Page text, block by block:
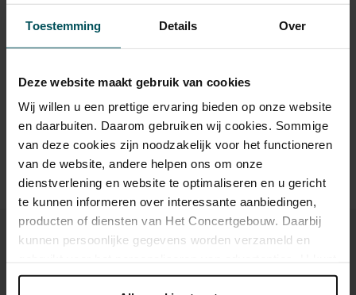
Toestemming Details Over
Deze website maakt gebruik van cookies
Wij willen u een prettige ervaring bieden op onze website
en daarbuiten. Daarom gebruiken wij cookies. Sommige
van deze cookies zijn noodzakelijk voor het functioneren
van de website, andere helpen ons om onze
dienstverlening en website te optimaliseren en u gericht
te kunnen informeren over interessante aanbiedingen,
producten of diensten van Het Concertgebouw. Daarbij
kunnen persoonlijke gegevens worden verzameld en
onder 'aanpassen' zelf welke cookies wij mogen
Tickets
30 years of age? Sprint tickets are available 4 hours in
advance via the online ordering process.More information
about sprint tickets<
Prices do not include transaction fee: € 5 per order.